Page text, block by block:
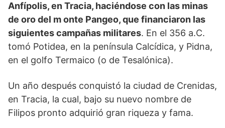
Anfípolis, en Tracia, haciéndose con las minas
de oro del m onte Pangeo, que financiaron las
siguientes campañas militares. En el 356 a.C.
tomó Potidea, en la península Calcídica, y Pidna,
en el golfo Termaico (o de Tesalónica).
Un año después conquistó la ciudad de Crenidas,
en Tracia, la cual, bajo su nuevo nombre de
Filipos pronto adquirió gran riqueza y fama.